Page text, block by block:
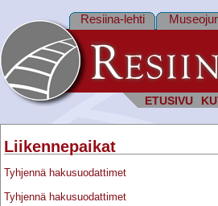
ETUSIVU
Resiina-lehti
Liikennepaikat
Tyhjennä hakusuodattimet
Tyhjennä hakusuodattimet